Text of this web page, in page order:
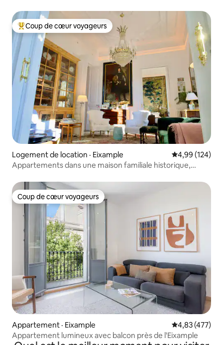
Coup de cœur voyageurs parmi les plus aimés
Coup de cœur voyageurs
Logement de location · Eixample Note
4,99 (124)
Appartements dans une maison familiale historique,
Coup de cœur voyageurs
Coup de cœur voyageurs
Appartement · Eixample Note
4,83 (477)
Appartement lumineux avec balcon près de l'Eixample